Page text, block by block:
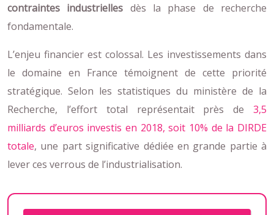
contraintes industrielles dès la phase de recherche
fondamentale.
L’enjeu financier est colossal. Les investissements dans
le domaine en France témoignent de cette priorité
stratégique. Selon les statistiques du ministère de la
Recherche, l’effort total représentait près de 3,5
milliards d’euros investis en 2018, soit 10% de la DIRDE
totale, une part significative dédiée en grande partie à
lever ces verrous de l’industrialisation.